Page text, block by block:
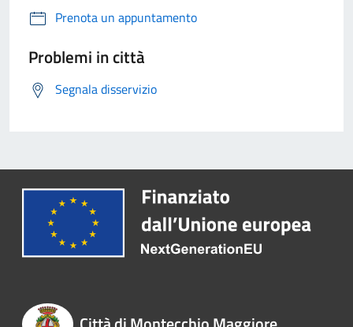
Prenota un appuntamento
Problemi in città
Segnala disservizio